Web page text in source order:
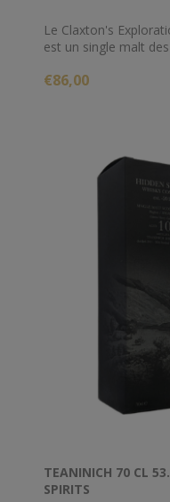
Le Claxton's
est un single malt
exclusivité
ABV, non filtré à
version limitée en fût
€86,00
TEANINICH 70 CL
SPIRITS